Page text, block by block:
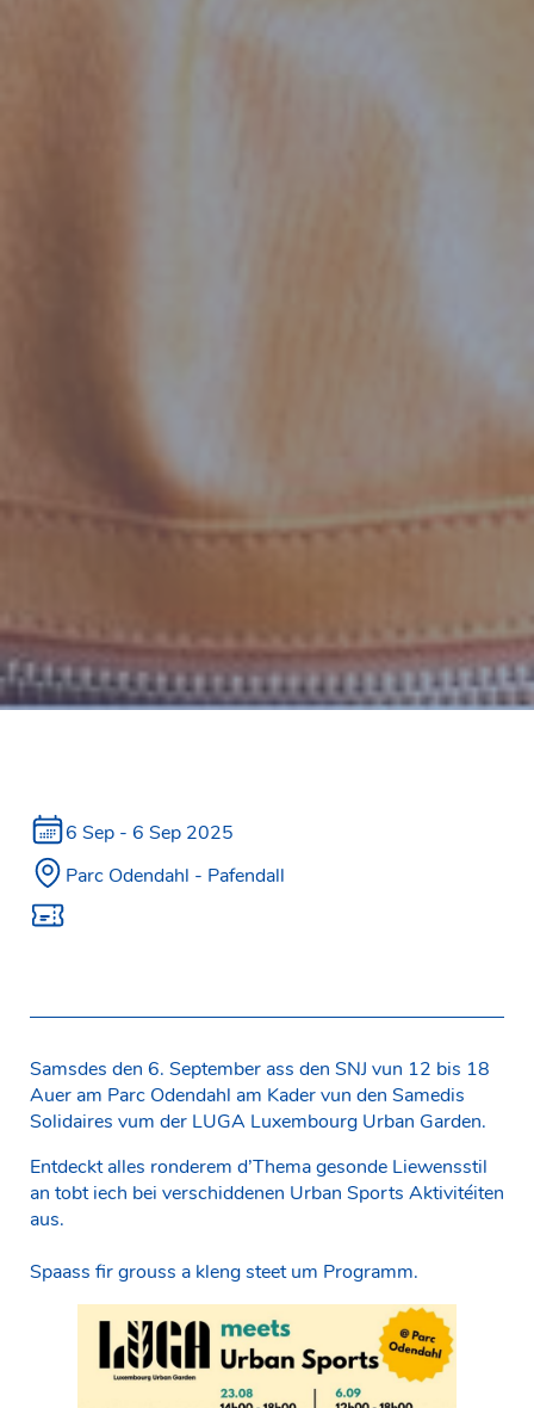
6 Sep - 6 Sep 2025
Parc Odendahl - Pafendall
Samsdes den 6. September ass den SNJ vun 12 bis 18
Auer am Parc Odendahl am Kader vun den Samedis
Solidaires vum der LUGA Luxembourg Urban Garden.
Entdeckt alles ronderem d’Thema gesonde Liewensstil
an tobt iech bei verschiddenen Urban Sports Aktivitéiten
aus.
Spaass fir grouss a kleng steet um Programm.